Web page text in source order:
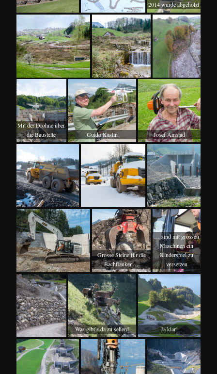
2014 wurde abgeholzt
Mit der Drohne über
die Baustelle
Guido Käslin Josef Amstad
Grosse Steine für die
Bachflanken…
… sind mit grossen
Maschinen ein
Kinderspiel zu
versetzen
Was gibt’s da zu sehen? Ja klar!